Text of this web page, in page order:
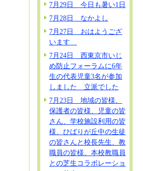
7月29日 今日も暑い1日
7月28日 なかよし
7月27日 おはようござ
います
7月24日 西東京市いじ
め防止フォーラムに6年
生の代表児童3名が参加
しました 立派でした
7月23日 地域の皆様、
保護者の皆様、児童の皆
さん、学校施設利用の皆
様、ひばりが丘中の生徒
の皆さんと校長先生、教
職員の皆様、本校教職員
との芝生コラボレーショ